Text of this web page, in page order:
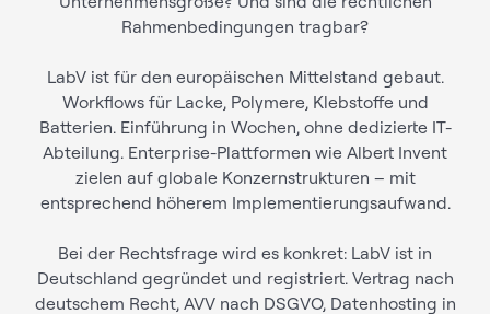
Rahmenbedingungen tragbar?
LabV ist für den europäischen Mittelstand gebaut.
Workflows für Lacke, Polymere, Klebstoffe und
Batterien. Einführung in Wochen, ohne dedizierte IT-
Abteilung. Enterprise-Plattformen wie Albert Invent
zielen auf globale Konzernstrukturen – mit
entsprechend höherem Implementierungsaufwand.
Bei der Rechtsfrage wird es konkret: LabV ist in
Deutschland gegründet und registriert. Vertrag nach
deutschem Recht, AVV nach DSGVO, Datenhosting in